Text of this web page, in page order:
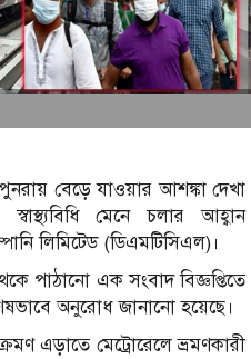
বেড়ে যাওয়ার আশঙ্কা দেখা
মেনে চলার আহ্বান
লিমিটেড (ডিএমটিসিএল)।
পাঠানো এক সংবাদ বিজ্ঞপ্তিতে
অনুরোধ জানানো হয়েছে।
এড়াতে মেট্রোরেলে ভ্রমণকারী